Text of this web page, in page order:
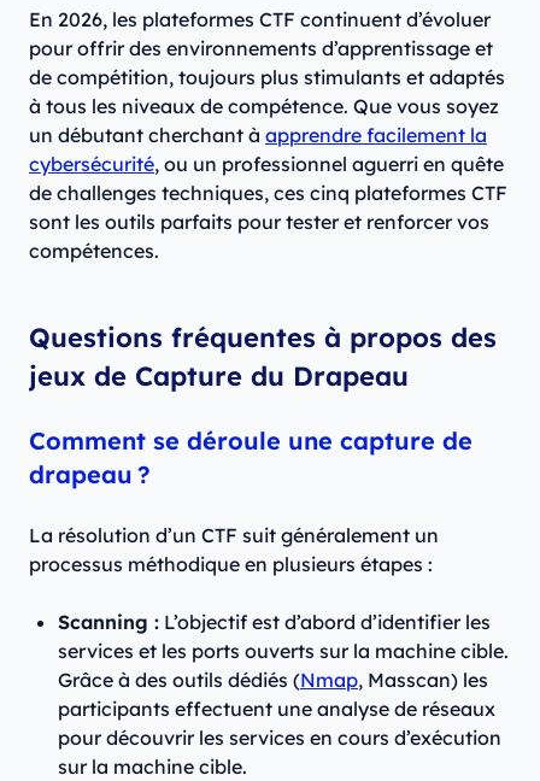
En 2026, les plateformes CTF continuent d’évoluer
pour offrir des environnements d’apprentissage et
de compétition, toujours plus stimulants et adaptés
à tous les niveaux de compétence. Que vous soyez
un débutant cherchant à apprendre facilement la
cybersécurité, ou un professionnel aguerri en quête
de challenges techniques, ces cinq plateformes CTF
sont les outils parfaits pour tester et renforcer vos
compétences.
Questions fréquentes à propos des
jeux de Capture du Drapeau
Comment se déroule une capture de
drapeau ?
La résolution d’un CTF suit généralement un
processus méthodique en plusieurs étapes :
Scanning : L’objectif est d’abord d’identifier les
services et les ports ouverts sur la machine cible.
Grâce à des outils dédiés (Nmap, Masscan) les
participants effectuent une analyse de réseaux
pour découvrir les services en cours d’exécution
sur la machine cible.